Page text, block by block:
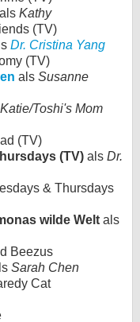
als Kathy
(TV)
Dr. Cristina Yang
(TV)
als Susanne
Katie/Toshi's Mom
(TV)
(TV) als Dr.
& Thursdays
wilde Welt als
Beezus
Sarah Chen
Cat